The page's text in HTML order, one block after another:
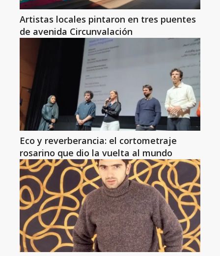
Artistas locales pintaron en tres puentes
de avenida Circunvalación
Eco y reverberancia: el cortometraje
rosarino que dio la vuelta al mundo